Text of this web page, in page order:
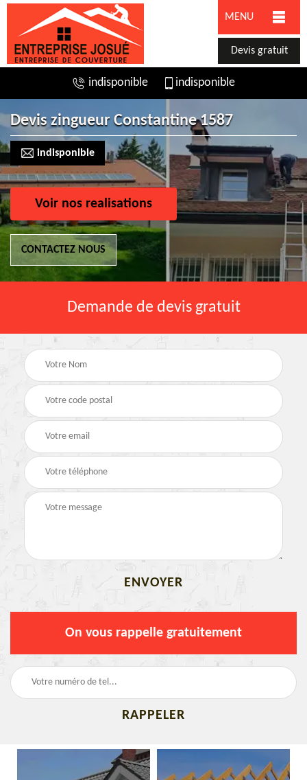
MENU
Devis gratuit
indisponible indisponible
Devis zingueur Constantine 1587
indisponible
Voir nos realisations
CONTACTEZ NOUS
Demande de devis gratuit
On vous rappelle gratuitement